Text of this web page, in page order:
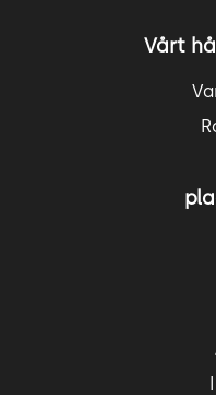
Vårt